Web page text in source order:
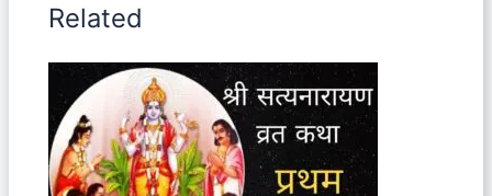
Related